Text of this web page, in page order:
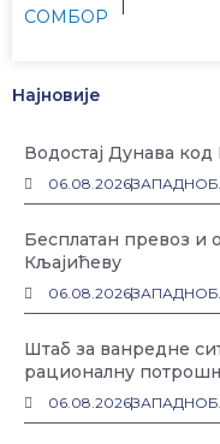
СОМБОР
Најновије
Водостај Дунава код
06.08.2026
Бесплатан превоз и
Кљајићеву
06.08.2026
Штаб за ванредне
рационалну
06.08.2026